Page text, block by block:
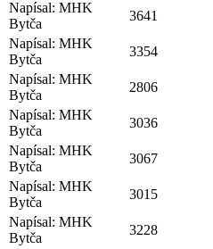
Napísal: MHK
Bytča
3641
Napísal: MHK
Bytča
3354
Napísal: MHK
Bytča
2806
Napísal: MHK
Bytča
3036
Napísal: MHK
Bytča
3067
Napísal: MHK
Bytča
3015
Napísal: MHK
Bytča
3228